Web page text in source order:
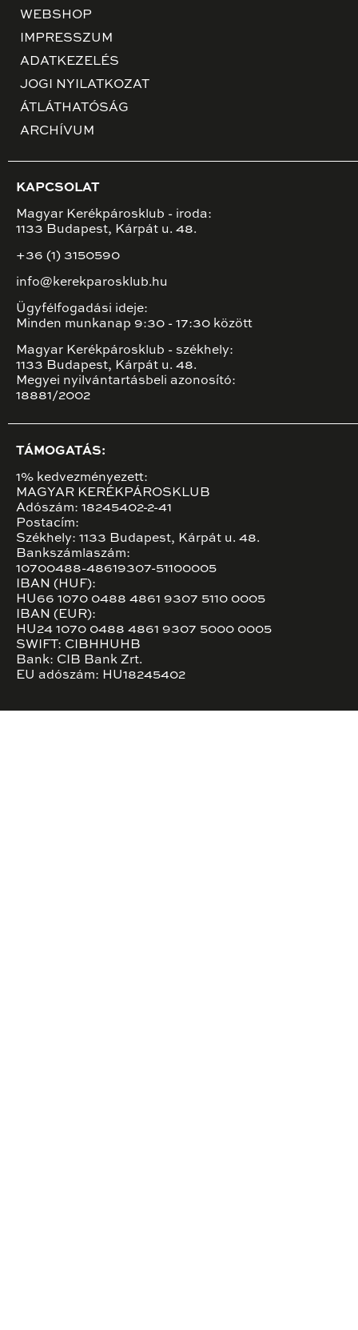
WEBSHOP
IMPRESSZUM
ADATKEZELÉS
JOGI NYILATKOZAT
ÁTLÁTHATÓSÁG
ARCHÍVUM
KAPCSOLAT
Magyar Kerékpárosklub - iroda:
1133 Budapest, Kárpát u. 48.
+36 (1) 3150590
info@kerekparosklub.hu
Ügyfélfogadási ideje:
Minden munkanap 9:30 - 17:30 között
Magyar Kerékpárosklub - székhely:
1133 Budapest, Kárpát u. 48.
Megyei nyilvántartásbeli azonosító:
18881/2002
TÁMOGATÁS:
1% kedvezményezett:
MAGYAR KERÉKPÁROSKLUB
Adószám: 18245402-2-41
Postacím:
Székhely: 1133 Budapest, Kárpát u. 48.
Bankszámlaszám:
10700488-48619307-51100005
IBAN (HUF):
HU66 1070 0488 4861 9307 5110 0005
IBAN (EUR):
HU24 1070 0488 4861 9307 5000 0005
SWIFT: CIBHHUHB
Bank: CIB Bank Zrt.
EU adószám: HU18245402